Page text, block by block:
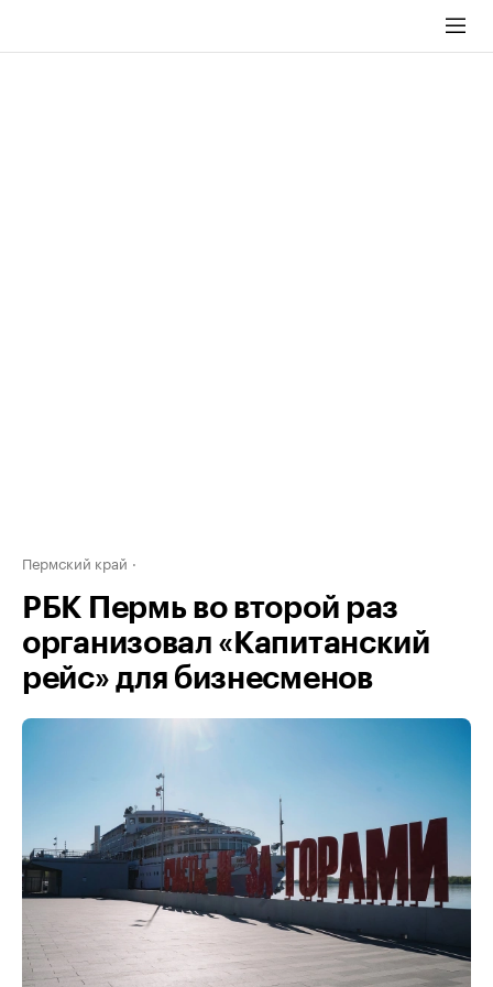
Пермский край
РБК Пермь во второй раз
организовал «Капитанский
рейс» для бизнесменов